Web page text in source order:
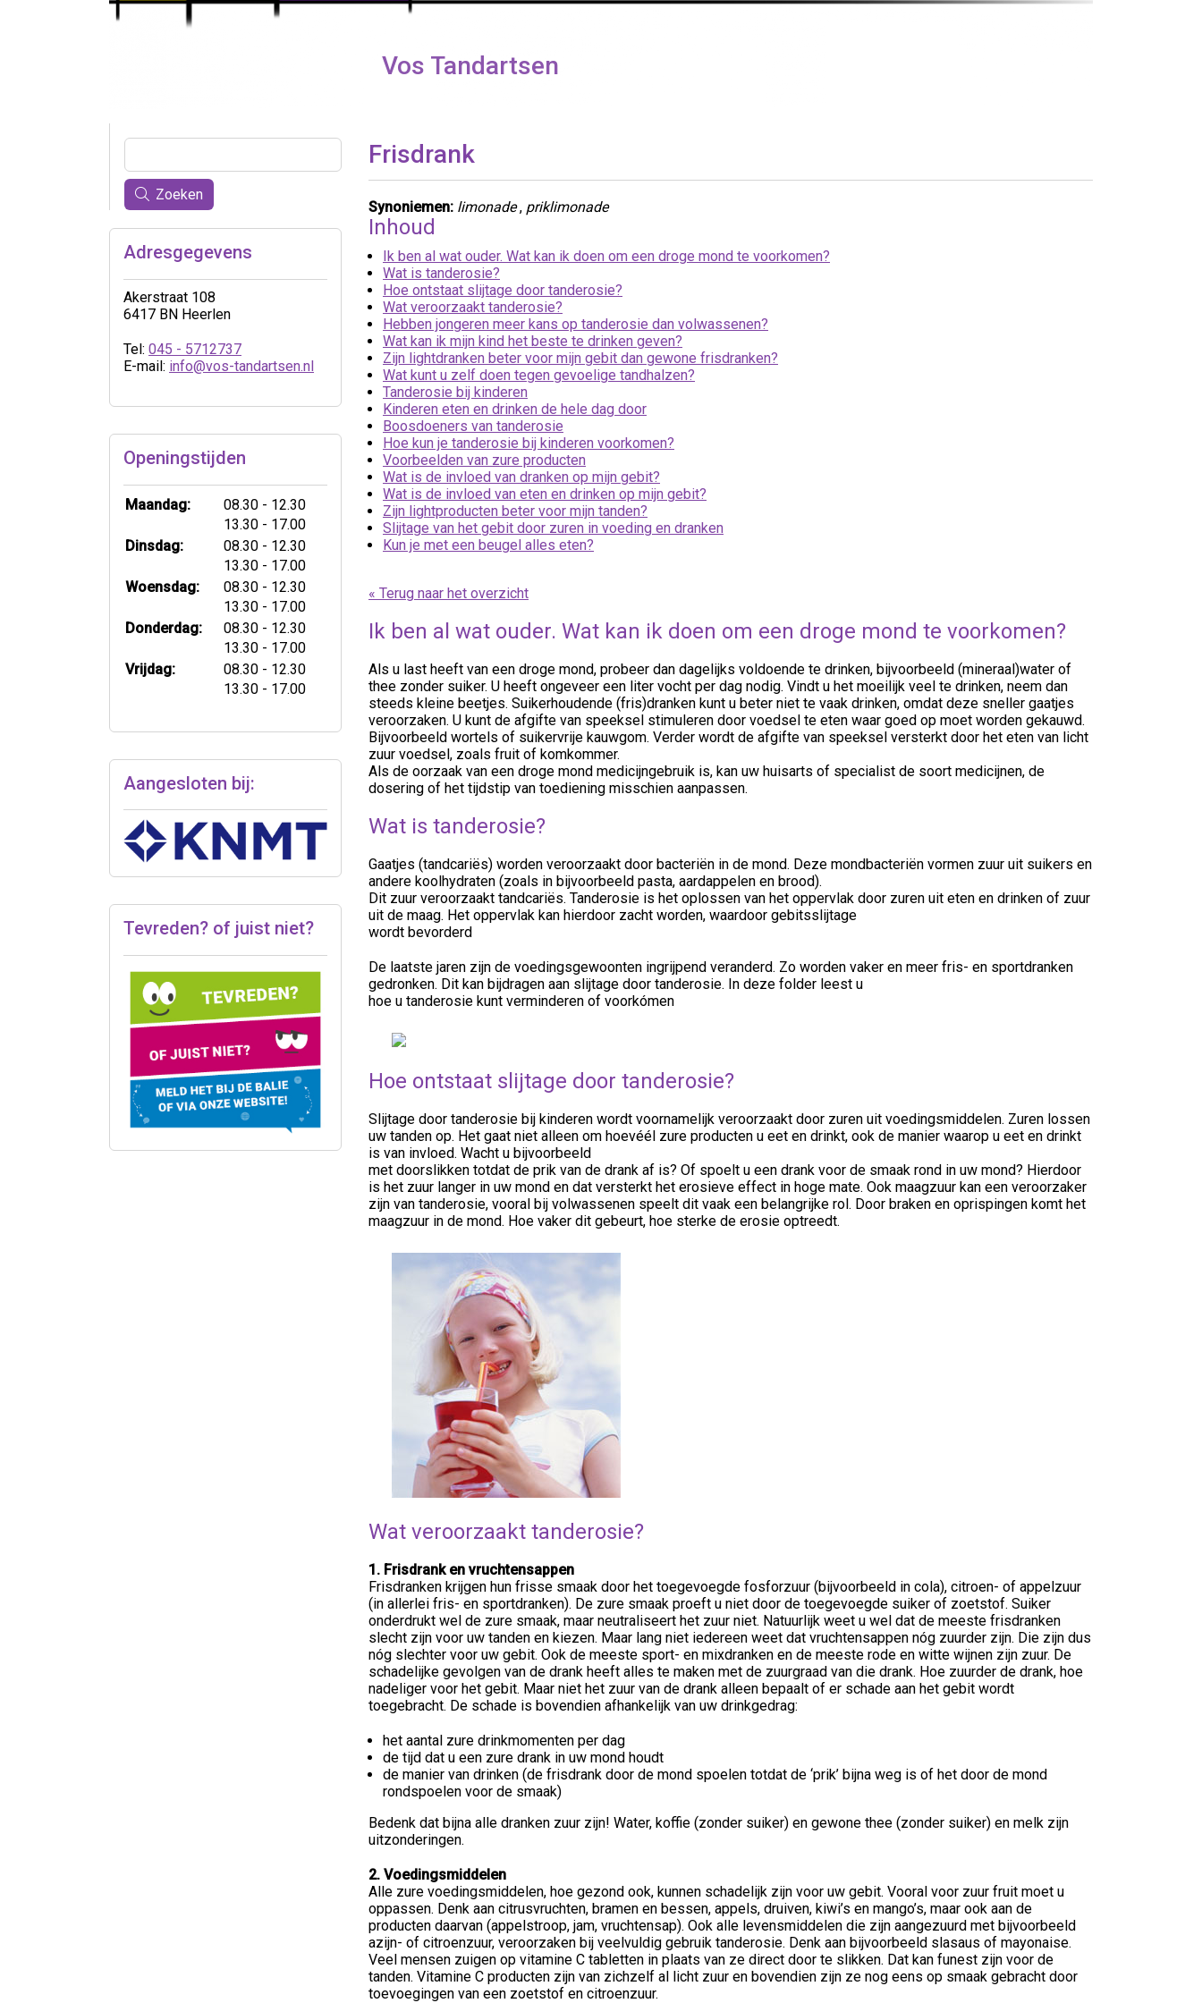
Vos Tandartsen
Frisdrank
Synoniemen: limonade, priklimonade
Inhoud
Ik ben al wat ouder. Wat kan ik doen om een droge mond te voorkomen?
Wat is tanderosie?
Hoe ontstaat slijtage door tanderosie?
Wat veroorzaakt tanderosie?
Hebben jongeren meer kans op tanderosie dan volwassenen?
Wat kan ik mijn kind het beste te drinken geven?
Zijn lightdranken beter voor mijn gebit dan gewone frisdranken?
Wat kunt u zelf doen tegen gevoelige tandhalzen?
Tanderosie bij kinderen
Kinderen eten en drinken de hele dag door
Boosdoeners van tanderosie
Hoe kun je tanderosie bij kinderen voorkomen?
Voorbeelden van zure producten
Wat is de invloed van dranken op mijn gebit?
Wat is de invloed van eten en drinken op mijn gebit?
Zijn lightproducten beter voor mijn tanden?
Slijtage van het gebit door zuren in voeding en dranken
Kun je met een beugel alles eten?
« Terug naar het overzicht
Ik ben al wat ouder. Wat kan ik doen om een droge mond te voorkomen?
Als u last heeft van een droge mond, probeer dan dagelijks voldoende te drinken, bijvoorbeeld (mineraal)water of
thee zonder suiker. U heeft ongeveer een liter vocht per dag nodig. Vindt u het moeilijk veel te drinken, neem dan
steeds kleine beetjes. Suikerhoudende (fris)dranken kunt u beter niet te vaak drinken, omdat deze sneller gaatjes
veroorzaken. U kunt de afgifte van speeksel stimuleren door voedsel te eten waar goed op moet worden gekauwd.
Bijvoorbeeld wortels of suikervrije kauwgom. Verder wordt de afgifte van speeksel versterkt door het eten van licht
zuur voedsel, zoals fruit of komkommer.
Als de oorzaak van een droge mond medicijngebruik is, kan uw huisarts of specialist de soort medicijnen, de
dosering of het tijdstip van toediening misschien aanpassen.
Wat is tanderosie?
Gaatjes (tandcariës) worden veroorzaakt door bacteriën in de mond. Deze mondbacteriën vormen zuur uit suikers en
andere koolhydraten (zoals in bijvoorbeeld pasta, aardappelen en brood).
Dit zuur veroorzaakt tandcariës. Tanderosie is het oplossen van het oppervlak door zuren uit eten en drinken of zuur
uit de maag. Het oppervlak kan hierdoor zacht worden, waardoor gebitsslijtage
wordt bevorderd
De laatste jaren zijn de voedingsgewoonten ingrijpend veranderd. Zo worden vaker en meer fris- en sportdranken
gedronken. Dit kan bijdragen aan slijtage door tanderosie. In deze folder leest u
hoe u tanderosie kunt verminderen of voorkómen
Hoe ontstaat slijtage door tanderosie?
Slijtage door tanderosie bij kinderen wordt voornamelijk veroorzaakt door zuren uit voedingsmiddelen. Zuren lossen
uw tanden op. Het gaat niet alleen om hoevéél zure producten u eet en drinkt, ook de manier waarop u eet en drinkt
is van invloed. Wacht u bijvoorbeeld
met doorslikken totdat de prik van de drank af is? Of spoelt u een drank voor de smaak rond in uw mond? Hierdoor
is het zuur langer in uw mond en dat versterkt het erosieve effect in hoge mate. Ook maagzuur kan een veroorzaker
zijn van tanderosie, vooral bij volwassenen speelt dit vaak een belangrijke rol. Door braken en oprispingen komt het
maagzuur in de mond. Hoe vaker dit gebeurt, hoe sterke de erosie optreedt.
Wat veroorzaakt tanderosie?
1. Frisdrank en vruchtensappen
Frisdranken krijgen hun frisse smaak door het toegevoegde fosforzuur (bijvoorbeeld in cola), citroen- of appelzuur
(in allerlei fris- en sportdranken). De zure smaak proeft u niet door de toegevoegde suiker of zoetstof. Suiker
onderdrukt wel de zure smaak, maar neutraliseert het zuur niet. Natuurlijk weet u wel dat de meeste frisdranken
slecht zijn voor uw tanden en kiezen. Maar lang niet iedereen weet dat vruchtensappen nóg zuurder zijn. Die zijn dus
nóg slechter voor uw gebit. Ook de meeste sport- en mixdranken en de meeste rode en witte wijnen zijn zuur. De
schadelijke gevolgen van de drank heeft alles te maken met de zuurgraad van die drank. Hoe zuurder de drank, hoe
nadeliger voor het gebit. Maar niet het zuur van de drank alleen bepaalt of er schade aan het gebit wordt
toegebracht. De schade is bovendien afhankelijk van uw drinkgedrag:
het aantal zure drinkmomenten per dag
de tijd dat u een zure drank in uw mond houdt
de manier van drinken (de frisdrank door de mond spoelen totdat de ‘prik’ bijna weg is of het door de mond
rondspoelen voor de smaak)
Bedenk dat bijna alle dranken zuur zijn! Water, koffie (zonder suiker) en gewone thee (zonder suiker) en melk zijn
uitzonderingen.
2. Voedingsmiddelen
Alle zure voedingsmiddelen, hoe gezond ook, kunnen schadelijk zijn voor uw gebit. Vooral voor zuur fruit moet u
oppassen. Denk aan citrusvruchten, bramen en bessen, appels, druiven, kiwi’s en mango’s, maar ook aan de
producten daarvan (appelstroop, jam, vruchtensap). Ook alle levensmiddelen die zijn aangezuurd met bijvoorbeeld
azijn- of citroenzuur, veroorzaken bij veelvuldig gebruik tanderosie. Denk aan bijvoorbeeld slasaus of mayonaise.
Veel mensen zuigen op vitamine C tabletten in plaats van ze direct door te slikken. Dat kan funest zijn voor de
tanden. Vitamine C producten zijn van zichzelf al licht zuur en bovendien zijn ze nog eens op smaak gebracht door
toevoegingen van een zoetstof en citroenzuur.
Zoeken
Adresgegevens
Akerstraat 108
6417 BN Heerlen
Tel: 045 - 5712737
E-mail: info@vos-tandartsen.nl
Openingstijden
Maandag: 08.30 tot
- 12.30
13.30 tot
- 17.00
Dinsdag:
08.30 tot
- 12.30
13.30 tot
- 17.00
Woensdag:
08.30 tot
- 12.30
13.30 tot
- 17.00
Donderdag:
08.30 tot
- 12.30
13.30 tot
- 17.00
Vrijdag:
08.30 tot
- 12.30
13.30 tot
- 17.00
Aangesloten bij:
Tevreden? of juist niet?